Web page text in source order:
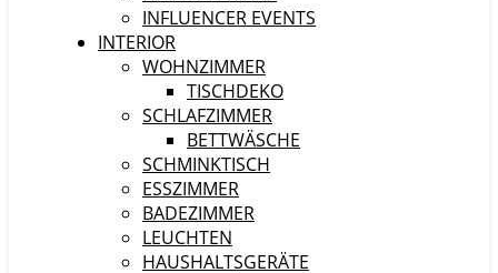
INFLUENCER EVENTS
INTERIOR
WOHNZIMMER
TISCHDEKO
SCHLAFZIMMER
BETTWÄSCHE
SCHMINKTISCH
ESSZIMMER
BADEZIMMER
LEUCHTEN
HAUSHALTSGERÄTE